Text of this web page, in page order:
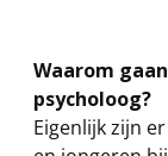
Waarom
psycholoog?
Eigenlijk zijn